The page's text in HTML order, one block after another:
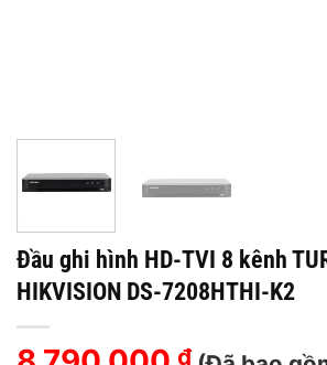
Đầu ghi hình HD-TVI 8 kênh
HIKVISION DS-7208HTHI-K2
₫